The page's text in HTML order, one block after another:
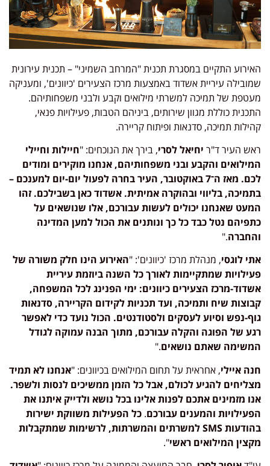
האירוע התקיים במסגרת תכנית "המרחב השמיני" – תכנית עירונית
שמובילה עיריית אשדוד באמצעות מרכז הצעירים 'כיוונים', ומעניקה
מעטפת של תמיכה למשרתי מילואים וקבע ולבני משפחותיהם.
התכנית כוללת מגוון שירותים, ביניהם הטבות, פעילויות פנאי,
קהילות תמיכה, סדנאות ופיתוח קריירה.
ראש העיר ד"ר יחיאל לסרי, בירך את הנוכחים: "חיילות וחיילי
המילואים והקבע ובני משפחותיהם, אנחנו מוקירים ומודים
לכם. מאז ה־7 באוקטובר, העיר בחרה לפעול יום-יום למענכם –
בתמיכה, בליווי ובהוקרה אמיתית. אשדוד כאן בשבילכם. זהו
המעט שאנחנו יכולים לעשות עבורכם, אלו שנושאים על
כתפיהם נטל כבד כל כך ונותנים את הכול למען המדינה
והחברה."
אתי לוגסי, מנהלת מרכז 'כיוונים': "האירוע הינו חלק משורה של
פעילויות שמתקיימות לאורך כל השנה ביוזמת עיריית
אשדוד-מרכז הצעירים כיוונים: ימי הפנינג לכל המשפחה,
קבוצות שיח ותמיכה, ועד תכניות לקידום הקריירה, סדנאות
גוף-נפש וסיוע לעסקים ולסטודנטים. הכול נועד כדי לאפשר
רגע של הפוגה והקלה עבורכם, מתוך הבנה עמוקה לגודל
המשימה שאתם נושאים."
חנה איילי, אחראית על תחום המילואים בכיוונים: "אנחנו לא תמיד
מצליחים להגיע לכולם, אבל כל הזמן ממשיכים לנסות ולשפר.
אנו מזמינים אתכם לפנות אלינו בכל נושא ולדייק איתנו את
הפעילויות והמענים עבורכם. כל הפעילות משווקת ישירות
בהודעותSMSלמשרתים והמשרתות, לרשימות שמתקבלות
מקצין המילואים ראשי".